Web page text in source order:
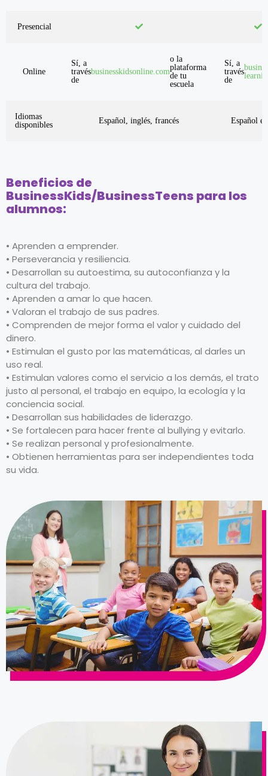
Presencial
Online
Sí, a
través
de
businesskidsonline.com
o la
plataforma
de tu
escuela
Sí, a
través
de
Idiomas
disponibles
Español, inglés, francés Español e
Beneficios de
BusinessKids/BusinessTeens para los
alumnos:
• Aprenden a emprender.
• Perseverancia y resiliencia.
• Desarrollan su autoestima, su autoconfianza y la
cultura del trabajo.
• Aprenden a amar lo que hacen.
• Valoran el trabajo de sus padres.
• Comprenden de mejor forma el valor y cuidado del
dinero.
• Estimulan el gusto por las matemáticas, al darles un
uso real.
• Estimulan valores como el servicio a los demás, el trato
justo al personal, el trabajo en equipo, la ecología y la
conciencia social.
• Desarrollan sus habilidades de liderazgo.
• Se fortalecen para hacer frente al bullying y evitarlo.
• Se realizan personal y profesionalmente.
• Obtienen herramientas para ser independientes toda
su vida.